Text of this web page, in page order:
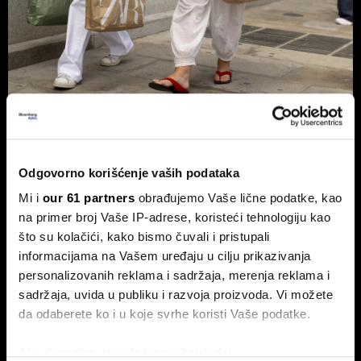
Odgovorno korišćenje vaših podataka
Mi i our 61 partners obrađujemo Vaše lične podatke, kao
na primer broj Vaše IP-adrese, koristeći tehnologiju kao
što su kolačići, kako bismo čuvali i pristupali
informacijama na Vašem uređaju u cilju prikazivanja
personalizovanih reklama i sadržaja, merenja reklama i
sadržaja, uvida u publiku i razvoja proizvoda. Vi možete
da odaberete ko i u koje svrhe koristi Vaše podatke.
Kriza u Ormuzu steže i modu - zašto
znatno skuplja?
Sukobi u Ormuskom moreuzu ne prete samo cenama
goriva. Pošto se oko 70 odsto svetskih tekstilnih vlakana
proizvodi od nafte, posledice krize mogle bi da stignu i do
naših ormara – od brze mode sa platformi Shein i Temu, do
luksuznih modnih brendova.